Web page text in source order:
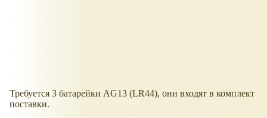
Требуется 3 батарейки AG13 (LR44), они входят в комплект
поставки.